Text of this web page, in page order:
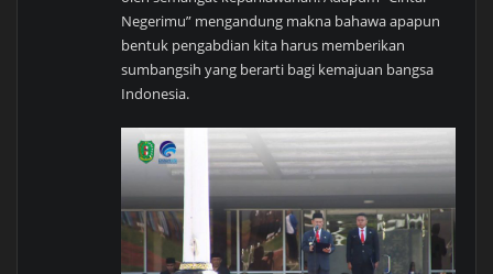
Negerimu” mengandung makna bahawa apapun
bentuk pengabdian kita harus memberikan
sumbangsih yang berarti bagi kemajuan bangsa
Indonesia.